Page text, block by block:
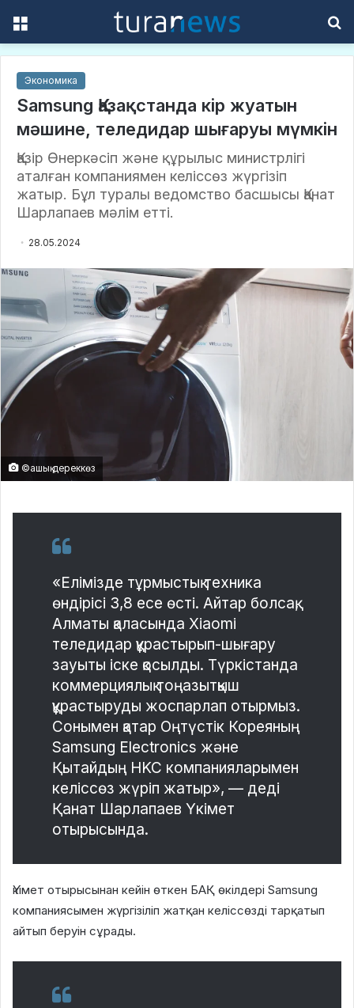
Экономика
Samsung Қазақстанда кір жуатын
мәшине, теледидар шығаруы мүмкін
Қазір Өнеркәсіп және құрылыс министрлігі
аталған компаниямен келіссөз жүргізіп
жатыр. Бұл туралы ведомство басшысы Қанат
Шарлапаев мәлім етті.
28.05.2024
©ашық дереккөз
«Елімізде тұрмыстық техника
өндірісі 3,8 есе өсті. Айтар болсақ,
Алматы қаласында Xiaomi
теледидар құрастырып-шығару
зауыты іске қосылды. Түркістанда
коммерциялық тоңазытқыш
құрастыруды жоспарлап отырмыз.
Сонымен қатар Оңтүстік Кореяның
Samsung Electronics және
Қытайдың HKC компанияларымен
келіссөз жүріп жатыр», — деді
Қанат Шарлапаев Үкімет
отырысында.
Үкімет отырысынан кейін өткен БАҚ өкілдері Samsung
компаниясымен жүргізіліп жатқан келіссөзді тарқатып
айтып беруін сұрады.